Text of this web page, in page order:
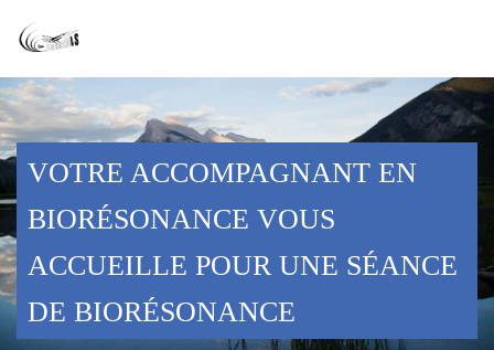
VOTRE ACCOMPAGNANT EN
BIORÉSONANCE VOUS
ACCUEILLE POUR UNE SÉANCE
DE BIORÉSONANCE